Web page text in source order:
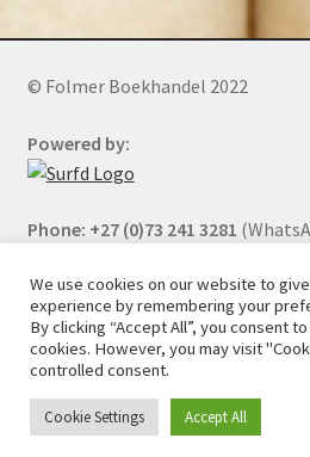
© Folmer Boekhandel 2022
Powered by:
Phone: +27 (0)73 241 3281
All orders will be cancelled after 5
We use cookies on our website to
experience by remembering your
By clicking “Accept All”, you consent
cookies. However, you may visit
controlled consent.
Cookie Settings Accept All